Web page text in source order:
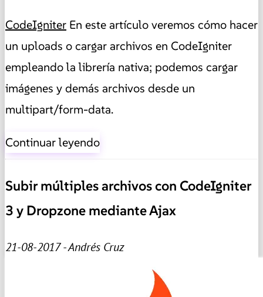
CodeIgniter En este artículo veremos cómo hacer
un uploads o cargar archivos en CodeIgniter
empleando la librería nativa; podemos cargar
imágenes y demás archivos desde un
multipart/form-data.
Continuar leyendo
Subir múltiples archivos con CodeIgniter
3 y Dropzone mediante Ajax
21-08-2017 - Andrés Cruz